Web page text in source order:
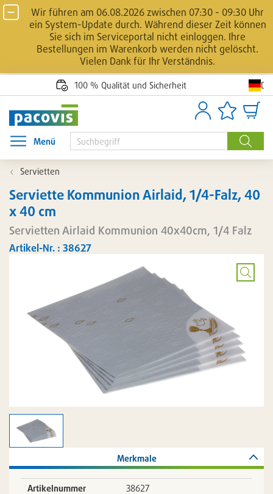
Wir führen am 06.08.2026 zwischen 07:30 - 09:30 Uhr
ein System-Update durch. Während dieser Zeit können
Sie sich im Serviceportal nicht einloggen. Ihre
Bestellungen im Warenkorb werden nicht gelöscht.
Vielen Dank für Ihr Verständnis.
100 % Qualität und Sicherheit
Suche
AnmeldenArtikellisten
Menü
Menü öffnen
Servietten
Serviette Kommunion Airlaid, 1/4-Falz, 40
x 40 cm
Servietten Airlaid Kommunion 40x40cm, 1/4 Falz
Artikel-Nr. : 38627
Bild
Merkmale
Artikelnummer
38627